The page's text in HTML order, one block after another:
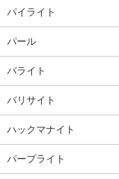
パイライト
パール
バライト
バリサイト
ハックマナイト
パープライト